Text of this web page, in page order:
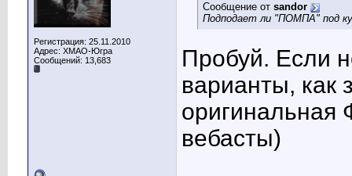
Регистрация: 25.11.2010
Адрес: ХМАО-Югра
Сообщений: 13,683
Сообщение от sandor
Подподает ли "ПОМПА" под
Пробуй. Если
варианты, как
оригинальная
вебасты)